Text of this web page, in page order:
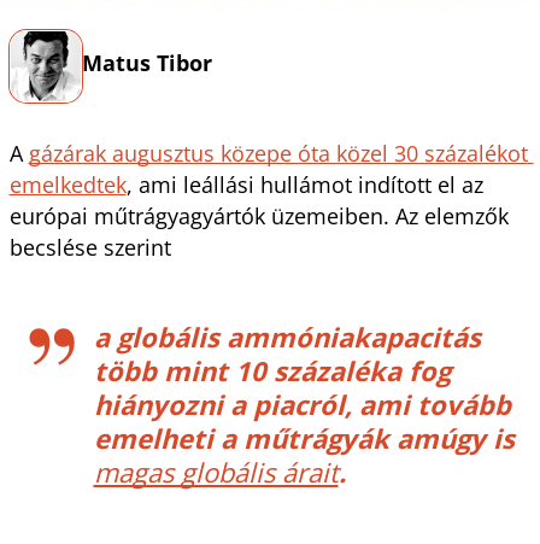
Matus Tibor
A gázárak augusztus közepe óta közel 30 százalékot
emelkedtek, ami leállási hullámot indított el az
európai műtrágyagyártók üzemeiben. Az elemzők
becslése szerint
a globális ammóniakapacitás
több mint 10 százaléka fog
hiányozni a piacról, ami tovább
emelheti a műtrágyák amúgy is
magas globális árait.